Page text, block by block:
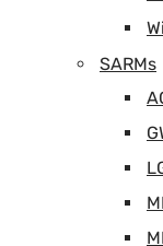
SARMs